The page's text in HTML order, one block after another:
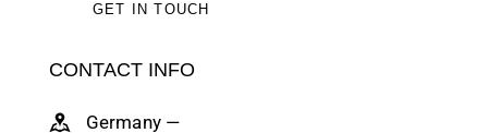
CONTACT INFO
Germany —